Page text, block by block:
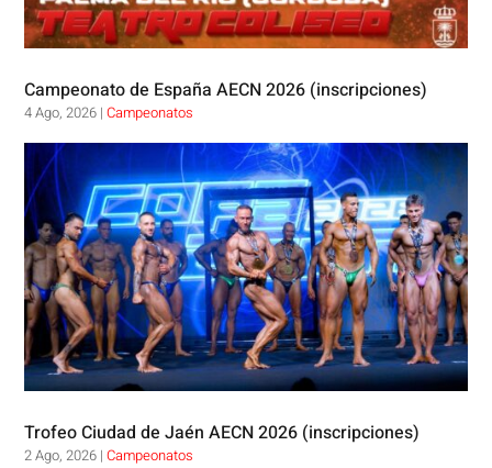
Campeonato de España AECN 2026 (inscripciones)
4 Ago, 2026 |Campeonatos
Trofeo Ciudad de Jaén AECN 2026 (inscripciones)
2 Ago, 2026 |Campeonatos